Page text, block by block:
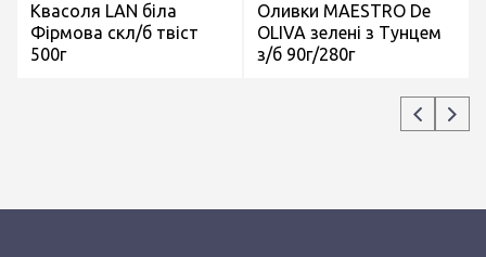
Квасоля LAN біла
Фірмова скл/б твіст
500г
Оливки MAESTRO De
OLIVA зелені з Тунцем
з/б 90г/280г